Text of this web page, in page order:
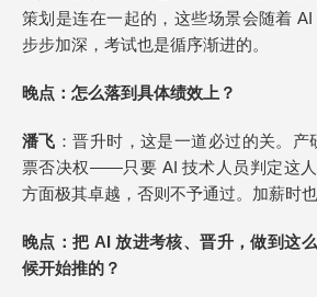
策划是连在一起的，这些场景会随着
步步加深，考试也是循序渐进的。
晚点 ：怎么落到具体绩效上？
潘飞 ：晋升时，这是一道必过的关。
票否决权——只要 AI 技术人员判定这
方面极其卓越，否则不予通过。加薪时也
晚点 ：把 AI 放进考核、晋升，做到这
候开始推的？